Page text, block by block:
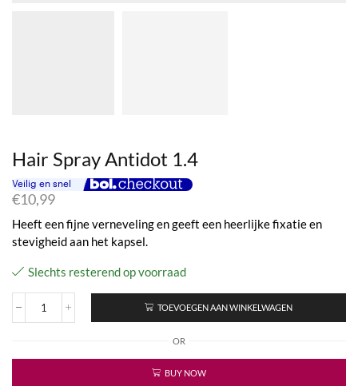
Hair Spray Antidot 1.4
€10,99
Heeft een fijne verneveling en geeft een heerlijke fixatie en
stevigheid aan het kapsel.
Slechts resterend op voorraad
Hair
1.4
TOEVOEGEN AAN WINKELWAGEN
OR
BUY NOW